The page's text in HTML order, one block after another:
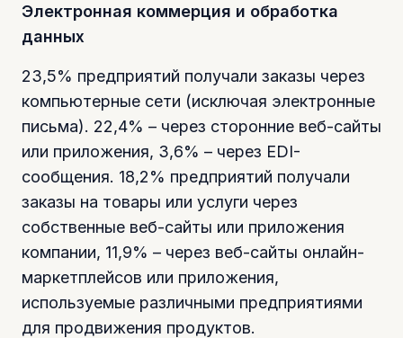
Электронная коммерция и обработка
данных
23,5% предприятий получали заказы через
компьютерные сети (исключая электронные
письма). 22,4% – через сторонние веб-сайты
или приложения, 3,6% – через EDI-
сообщения. 18,2% предприятий получали
заказы на товары или услуги через
собственные веб-сайты или приложения
компании, 11,9% – через веб-сайты онлайн-
маркетплейсов или приложения,
используемые различными предприятиями
для продвижения продуктов.